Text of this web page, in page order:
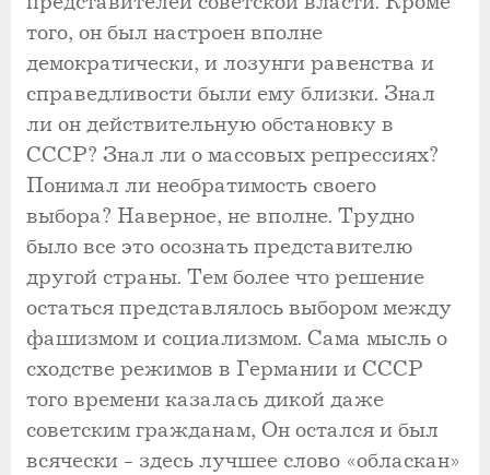
того, он был настроен вполне
демократически, и лозунги равенства и
справедливости были ему близки. Знал
ли он действительную обстановку в
СССР? Знал ли о массовых репрессиях?
Понимал ли необратимость своего
выбора? Наверное, не вполне. Трудно
было все это осознать представителю
другой страны. Тем более что решение
остаться представлялось выбором между
фашизмом и социализмом. Сама мысль о
сходстве режимов в Германии и СССР
того времени казалась дикой даже
советским гражданам, Он остался и был
всячески - здесь лучшее слово «обласкан»